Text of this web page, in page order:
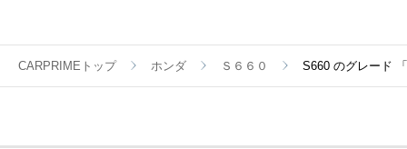
CARPRIMEトップ ホンダ Ｓ６６０ S660 のグレード